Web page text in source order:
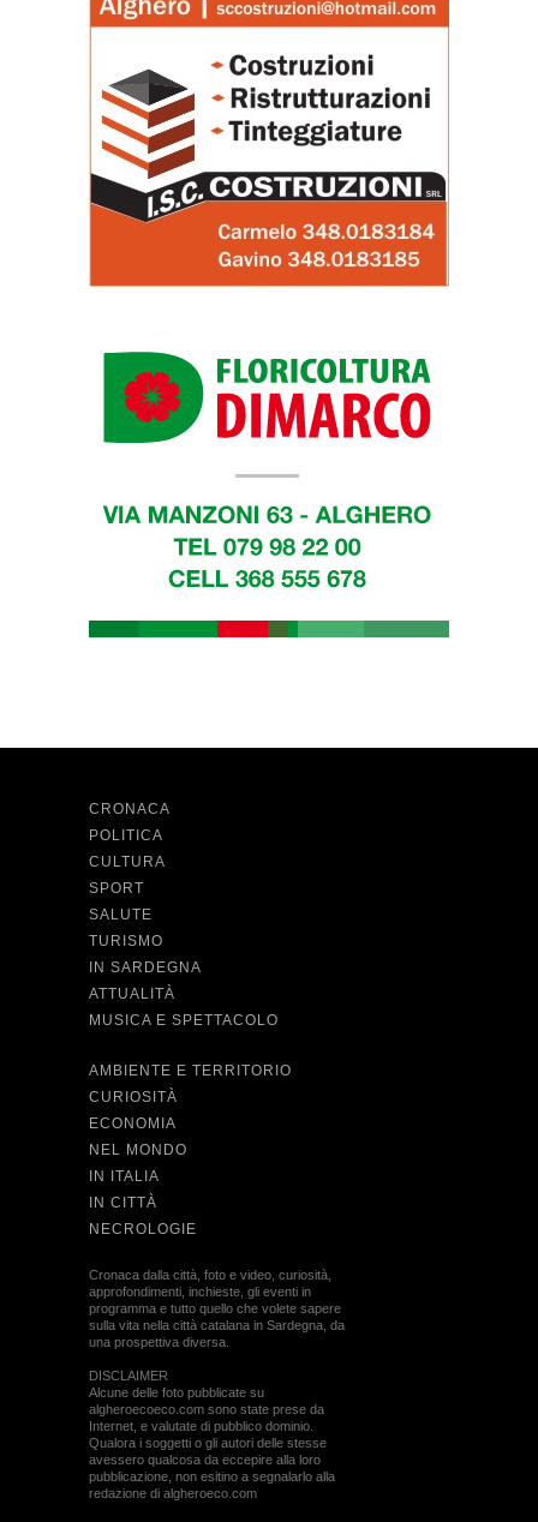
CRONACA
POLITICA
CULTURA
SPORT
SALUTE
TURISMO
IN SARDEGNA
ATTUALITÀ
MUSICA E SPETTACOLO
AMBIENTE E TERRITORIO
CURIOSITÀ
ECONOMIA
NEL MONDO
IN ITALIA
IN CITTÀ
NECROLOGIE
Cronaca dalla città, foto e video, curiosità,
approfondimenti, inchieste, gli eventi in
programma e tutto quello che volete sapere
sulla vita nella città catalana in Sardegna, da
una prospettiva diversa.
DISCLAIMER
Alcune delle foto pubblicate su
algheroecoeco.com sono state prese da
Internet, e valutate di pubblico dominio.
Qualora i soggetti o gli autori delle stesse
avessero qualcosa da eccepire alla loro
pubblicazione, non esitino a segnalarlo alla
redazione di algheroeco.com